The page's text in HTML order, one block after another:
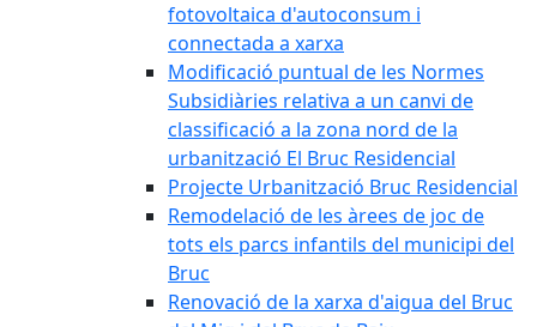
fotovoltaica d'autoconsum i
connectada a xarxa
Modificació puntual de les Normes
Subsidiàries relativa a un canvi de
classificació a la zona nord de la
urbanització El Bruc Residencial
Projecte Urbanització Bruc Residencial
Remodelació de les àrees de joc de
tots els parcs infantils del municipi del
Bruc
Renovació de la xarxa d'aigua del Bruc